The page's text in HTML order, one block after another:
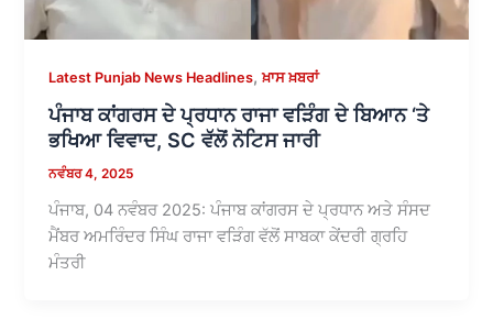
Latest Punjab News Headlines,ਖ਼ਾਸ ਖ਼ਬਰਾਂ
ਪੰਜਾਬ ਕਾਂਗਰਸ ਦੇ ਪ੍ਰਧਾਨ ਰਾਜਾ ਵੜਿੰਗ ਦੇ ਬਿਆਨ ‘ਤੇ
ਭਖਿਆ ਵਿਵਾਦ, SC ਵੱਲੋਂ ਨੋਟਿਸ ਜਾਰੀ
ਨਵੰਬਰ 4, 2025
ਪੰਜਾਬ, 04 ਨਵੰਬਰ 2025: ਪੰਜਾਬ ਕਾਂਗਰਸ ਦੇ ਪ੍ਰਧਾਨ ਅਤੇ ਸੰਸਦ
ਮੈਂਬਰ ਅਮਰਿੰਦਰ ਸਿੰਘ ਰਾਜਾ ਵੜਿੰਗ ਵੱਲੋਂ ਸਾਬਕਾ ਕੇਂਦਰੀ ਗ੍ਰਹਿ
ਮੰਤਰੀ